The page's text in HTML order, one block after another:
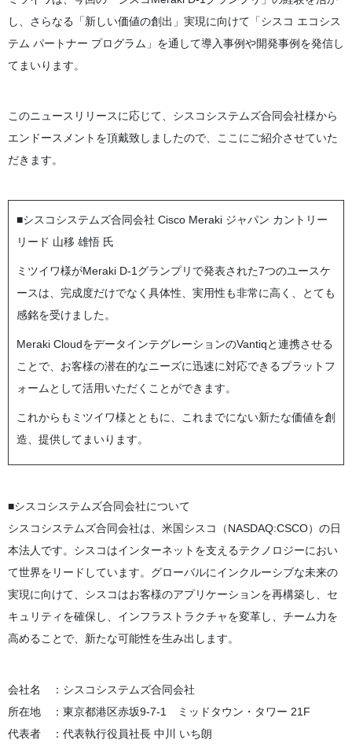
し、さらなる「新しい価値の創出」実現に向けて「シスコ エコシス
テム パートナー プログラム」を通して導入事例や開発事例を発信し
てまいります。
このニュースリリースに応じて、シスコシステムズ合同会社様から
エンドースメントを頂戴致しましたので、ここにご紹介させていた
だきます。
■シスコシステムズ合同会社 Cisco Meraki ジャパン カントリー
リード 山移 雄悟 氏
ミツイワ様がMeraki D-1グランプリで発表された7つのユースケ
ースは、完成度だけでなく具体性、実用性も非常に高く、とても
感銘を受けました。
Meraki CloudをデータインテグレーションのVantiqと連携させる
ことで、お客様の潜在的なニーズに迅速に対応できるプラットフ
ォームとして活用いただくことができます。
これからもミツイワ様とともに、これまでにない新たな価値を創
造、提供してまいります。
■シスコシステムズ合同会社について
シスコシステムズ合同会社は、米国シスコ（NASDAQ:CSCO）の日
本法人です。シスコはインターネットを支えるテクノロジーにおい
て世界をリードしています。グローバルにインクルーシブな未来の
実現に向けて、シスコはお客様のアプリケーションを再構築し、セ
キュリティを確保し、インフラストラクチャを変革し、チーム力を
高めることで、新たな可能性を生み出します。
会社名 ：シスコシステムズ合同会社
所在地 ：東京都港区赤坂9-7-1 ミッドタウン・タワー 21F
代表者 ：代表執行役員社長 中川 いち朗